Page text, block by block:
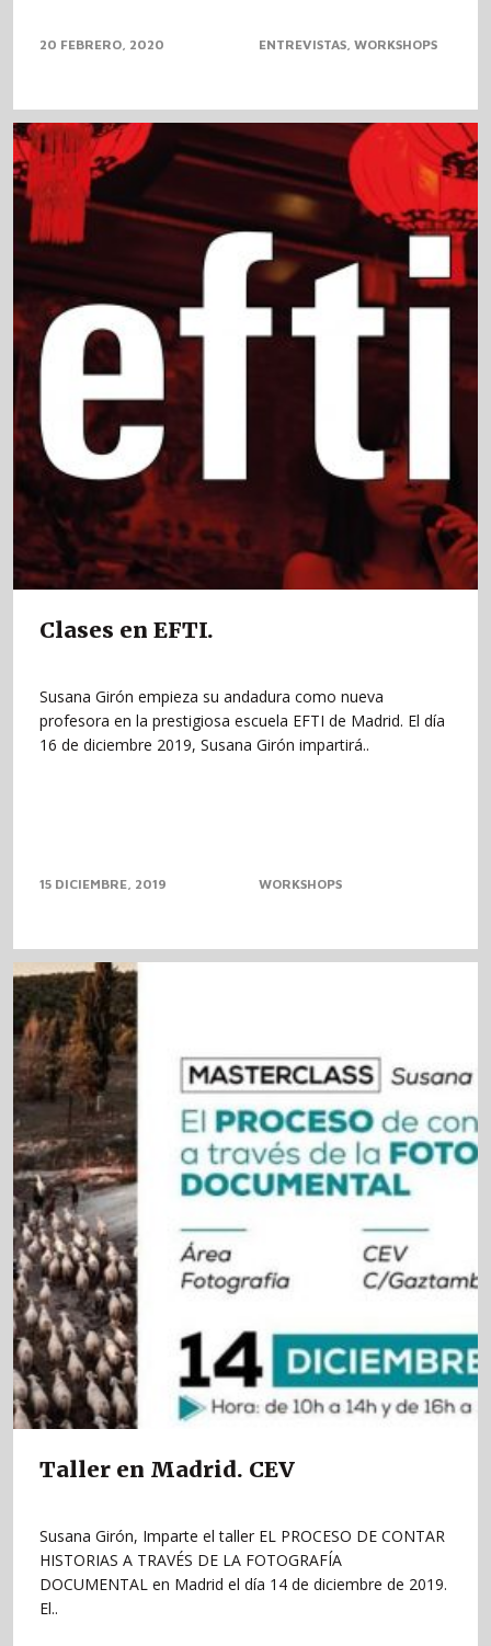
20 FEBRERO, 2020 ENTREVISTAS WORKSHOPS
Clases en EFTI.
Susana Girón empieza su andadura como nueva
profesora en la prestigiosa escuela EFTI de Madrid. El día
16 de diciembre 2019, Susana Girón impartirá..
15 DICIEMBRE, 2019 WORKSHOPS
Taller en Madrid. CEV
Susana Girón, Imparte el taller EL PROCESO DE CONTAR
HISTORIAS A TRAVÉS DE LA FOTOGRAFÍA
DOCUMENTAL en Madrid el día 14 de diciembre de 2019.
El..